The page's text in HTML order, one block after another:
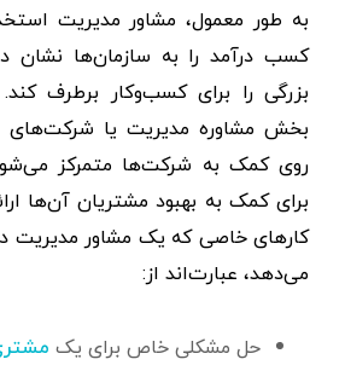
به طور معمول، مشاور مديريت
کسب درآمد را به سازمان‌ها نشان
بزرگی را برای کسب‌وکار برطرف کند.
بخش مشاوره مدیریت یا شرکت‌های
روی کمک به شرکت‌ها متمرکز
برای کمک به بهبود مشتریان آن‌ها
کارهای خاصی که یک مشاور مدیریت
می‌دهد، عبارت‌اند از:
حل مشکلی خاص برای یک